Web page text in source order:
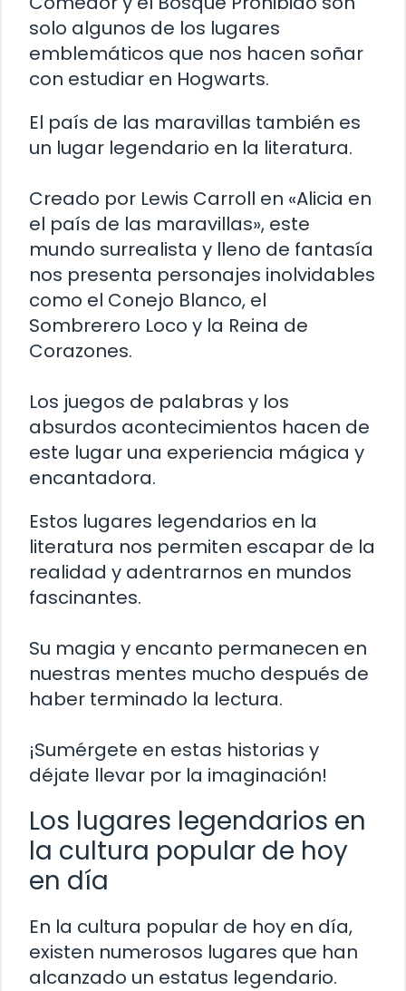
solo algunos de los lugares
emblemáticos que nos hacen soñar
con estudiar en Hogwarts.
El país de las maravillas también es
un lugar legendario en la literatura.
Creado por Lewis Carroll en «Alicia en
el país de las maravillas», este
mundo surrealista y lleno de fantasía
nos presenta personajes inolvidables
como el Conejo Blanco, el
Sombrerero Loco y la Reina de
Corazones.
Los juegos de palabras y los
absurdos acontecimientos hacen de
este lugar una experiencia mágica y
encantadora.
Estos lugares legendarios en la
literatura nos permiten escapar de la
realidad y adentrarnos en mundos
fascinantes.
Su magia y encanto permanecen en
nuestras mentes mucho después de
haber terminado la lectura.
¡Sumérgete en estas historias y
déjate llevar por la imaginación!
Los lugares legendarios en
la cultura popular de hoy
en día
En la cultura popular de hoy en día,
existen numerosos lugares que han
alcanzado un estatus legendario.